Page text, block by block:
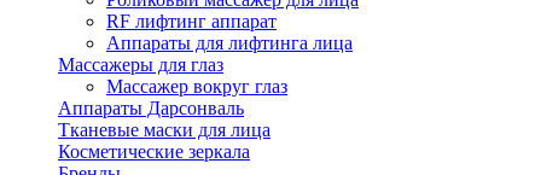
RF лифтинг аппарат
Аппараты для лифтинга лица
Массажеры для глаз
Массажер вокруг глаз
Аппараты Дарсонваль
Тканевые маски для лица
Косметические зеркала